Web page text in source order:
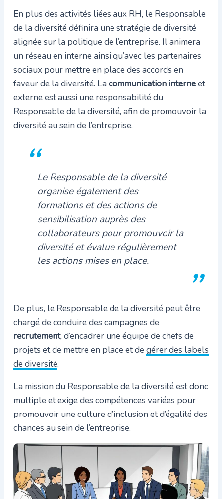
En plus des activités liées aux RH, le Responsable
de la diversité définira une stratégie de diversité
alignée sur la politique de l’entreprise. Il animera
un réseau en interne ainsi qu’avec les partenaires
sociaux pour mettre en place des accords en
faveur de la diversité. La communication interneet
externe est aussi une responsabilité du
Responsable de la diversité, afin de promouvoir la
diversité au sein de l’entreprise.
Le Responsable de la diversité
organise également des
formations et des actions de
sensibilisation auprès des
collaborateurs pour promouvoir la
diversité et évalue régulièrement
les actions mises en place.
De plus, le Responsable de la diversité peut être
chargé de conduire des campagnes de
recrutement, d’encadrer une équipe de chefs de
projets et de mettre en place et degérer des labels
de diversité.
La mission du Responsable de la diversité est donc
multiple et exige des compétences variées pour
promouvoir une culture d’inclusion et d’égalité des
chances au sein de l’entreprise.